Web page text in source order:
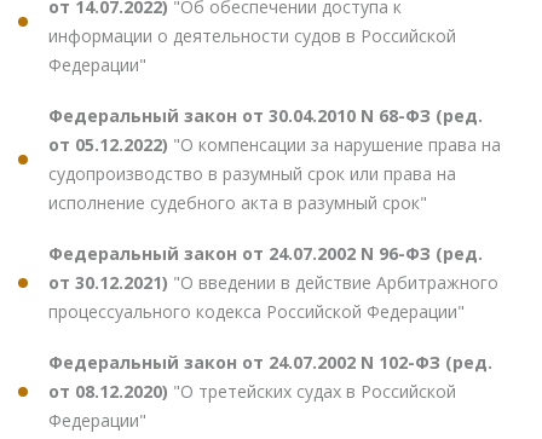
от 14.07.2022) "Об обеспечении доступа к
информации о деятельности судов в Российской
Федерации"
Федеральный закон от 30.04.2010 N 68-ФЗ (ред.
от 05.12.2022) "О компенсации за нарушение права на
судопроизводство в разумный срок или права на
исполнение судебного акта в разумный срок"
Федеральный закон от 24.07.2002 N 96-ФЗ (ред.
от 30.12.2021) "О введении в действие Арбитражного
процессуального кодекса Российской Федерации"
Федеральный закон от 24.07.2002 N 102-ФЗ (ред.
от 08.12.2020) "О третейских судах в Российской
Федерации"